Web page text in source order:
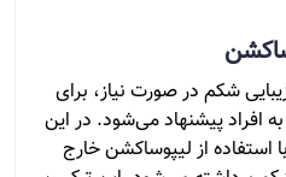
شکم در صورت نیاز، برای
افراد پیشنهاد می‌شود. در این
از لیپوساکشن خارج